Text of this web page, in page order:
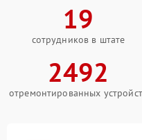
19
сотрудников в штате
2492
отремонтированных